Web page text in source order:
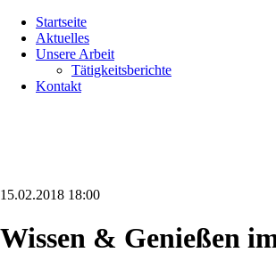
überspringen
Startseite
Aktuelles
Unsere Arbeit
Tätigkeitsberichte
Kontakt
15.02.2018 18:00
Wissen & Genießen